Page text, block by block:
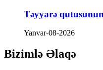
Təyyarə
Yanvar-08-2026
Bizimlə Əlaqə